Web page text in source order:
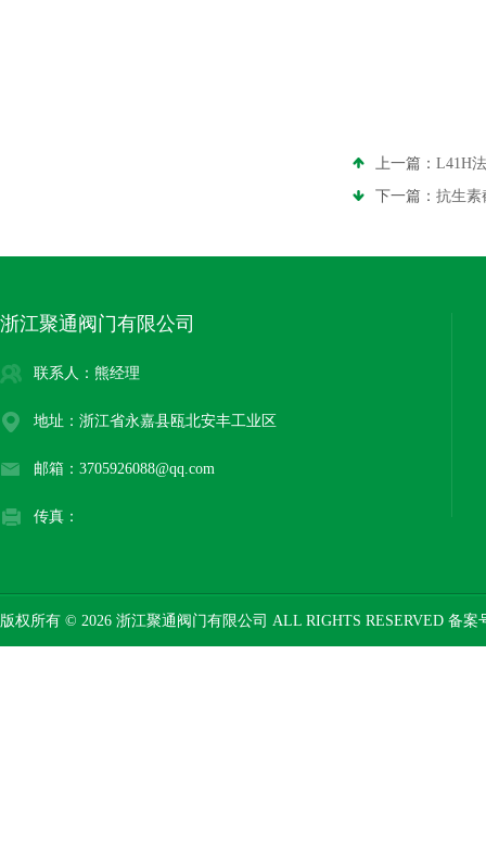
上一篇： L41H
下一篇： 抗生素
浙江聚通阀门有限公司
联系人：熊经理
地址：浙江省永嘉县瓯北安丰工业区
邮箱：3705926088@qq.com
传真：
版权所有 © 2026 浙江聚通阀门有限公司 ALL RIGHTS RESERVED 备案